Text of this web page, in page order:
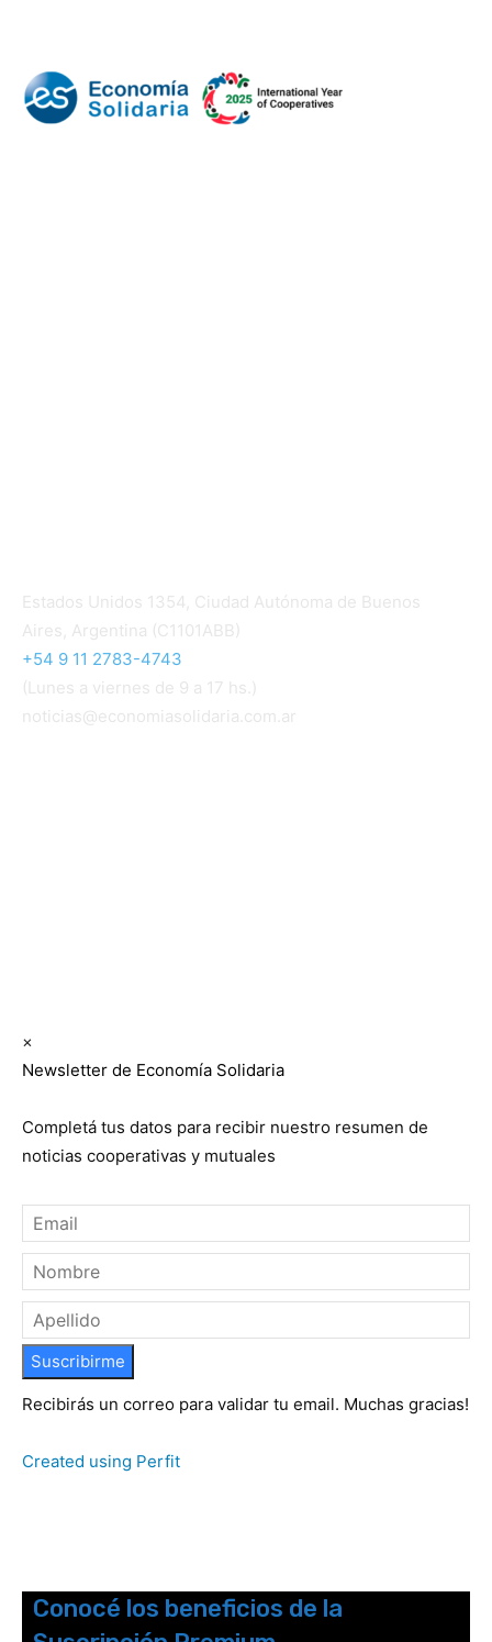
Estados Unidos 1354, Ciudad Autónoma de Buenos
Aires, Argentina (C1101ABB)
+54 9 11 2783-4743
(Lunes a viernes de 9 a 17 hs.)
noticias@economiasolidaria.com.ar
×
Newsletter de Economía Solidaria
Completá tus datos para recibir nuestro resumen de
noticias cooperativas y mutuales
Suscribirme
Recibirás un correo para validar tu email. Muchas gracias!
Created using Perfit
Conocé los beneficios de la